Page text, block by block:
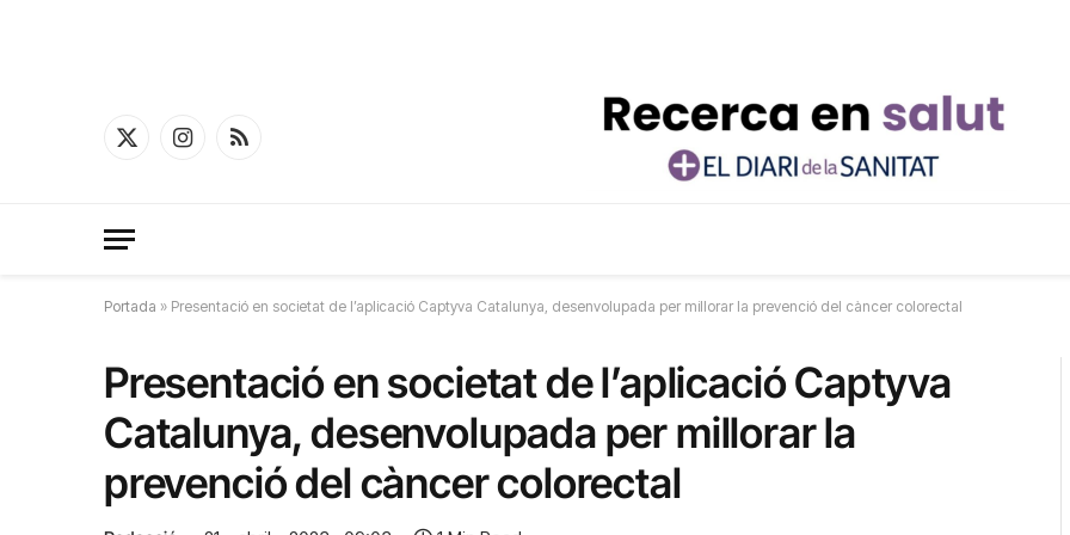
X
InstagramRSS
Portada » Presentació en societat de l’aplicació Captyva Catalunya, desenvolupada per millorar la prevenció del càncer colorectal
Presentació en societat de l’aplicació Captyva
Catalunya, desenvolupada per millorar la
prevenció del càncer colorectal